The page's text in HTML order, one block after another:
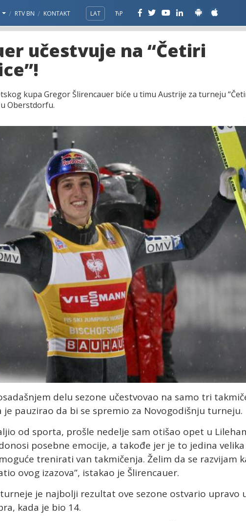
RTV BN KONTAKT LAT ЋР
učestvuje na “Četiri
kupa Gregor Šlirencauer biće u timu Austrije za turneju
Oberstdorfu.
delu sezone učestvovao na samo tri
je pauzirao da bi se spremio za Novogodišnju turneju.
od sporta, prošle nedelje sam otišao opet u
posebne emocije, a takođe jer je to jedina
trenirati van takmičenja. Želim da se razvijam
ovog izazova”, istakao je Šlirencauer.
je najbolji rezultat ove sezone ostvario upravo
kada je bio 14.